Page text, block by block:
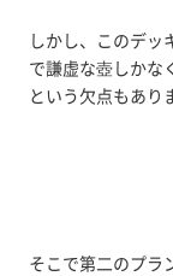
しかし、このデッ
で謙虚な壺しかな
という欠点もあり
そこで第二のプラ